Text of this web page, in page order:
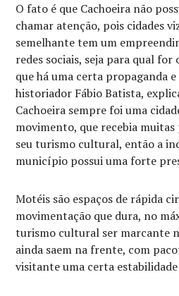
O fato é que Cachoeira não
chamar atenção, pois cidades
semelhante tem um
redes sociais, seja para qual
que há uma certa propaganda
historiador Fábio Batista,
Cachoeira sempre foi uma
movimento, que recebia muitas
seu turismo cultural, então a
município possui uma forte
Motéis são espaços de rápida
movimentação que dura, no
turismo cultural ser marcante
ainda saem na frente, com
visitante uma certa